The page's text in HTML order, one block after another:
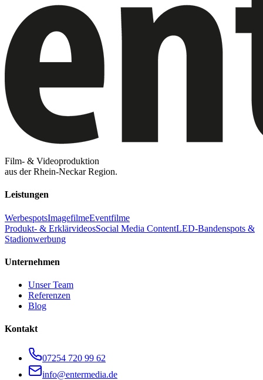
Film- & Videoproduktion
aus der Rhein-Neckar Region.
Leistungen
WerbespotsImagefilmeEventfilme
Produkt- & ErklärvideosSocial Media ContentLED-Bandenspots &
Stadionwerbung
Unternehmen
Unser Team
Referenzen
Blog
Kontakt
07254 720 99 62
info@entermedia.de